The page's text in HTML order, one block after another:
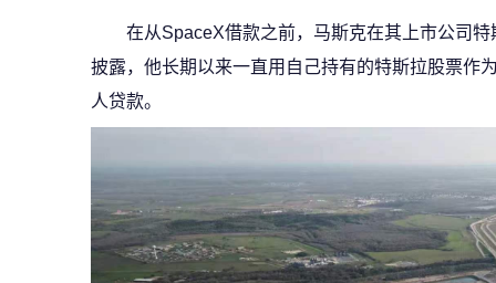
在从SpaceX借款之前，马斯克在其上市公司
披露，他长期以来一直用自己持有的特斯拉股票作
人贷款。